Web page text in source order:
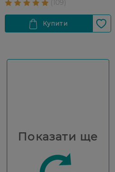
Показати ще